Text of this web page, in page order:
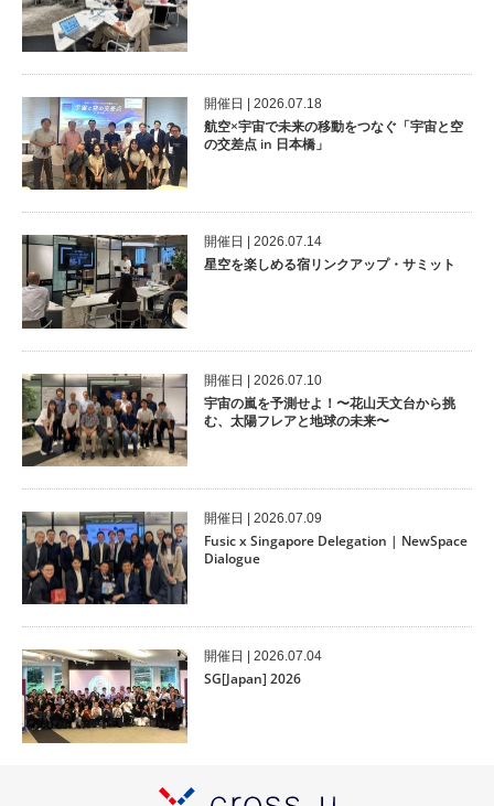
開催⽇ | 2026.07.18
航空×宇宙で未来の移動をつなぐ「宇宙と空
の交差点 in 日本橋」
開催⽇ | 2026.07.14
星空を楽しめる宿リンクアップ・サミット
開催⽇ | 2026.07.10
宇宙の嵐を予測せよ！〜花山天文台から挑
む、太陽フレアと地球の未来〜
開催⽇ | 2026.07.09
Fusic x Singapore Delegation | NewSpace
Dialogue
開催⽇ | 2026.07.04
SG[Japan] 2026